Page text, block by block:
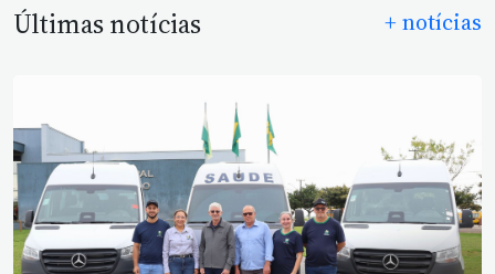
Últimas notícias + notícias